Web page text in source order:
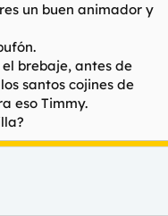
un buen animador y
brebaje, antes de
santos cojines de
eso Timmy.